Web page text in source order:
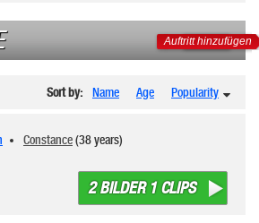
Auftritt hinzufügen
Sort by: Name Age Popularity
Constance(38 years)
2 BILDER 1 CLIPS